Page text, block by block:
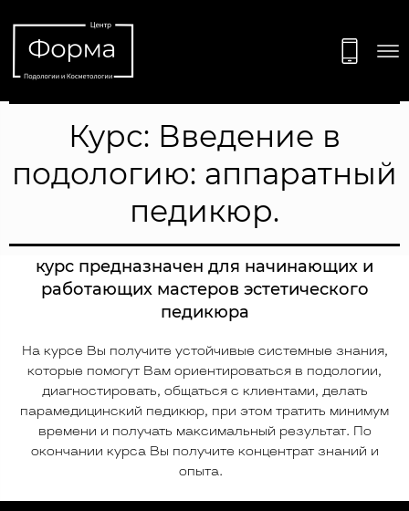
Курс: Введение в
подологию: аппаратный
педикюр.
курс предназначен для начинающих и
работающих мастеров эстетического
педикюра
На курсе Вы получите устойчивые системные знания,
которые помогут Вам ориентироваться в подологии,
диагностировать, общаться с клиентами, делать
парамедицинский педикюр, при этом тратить минимум
времени и получать максимальный результат. По
окончании курса Вы получите концентрат знаний и
опыта.